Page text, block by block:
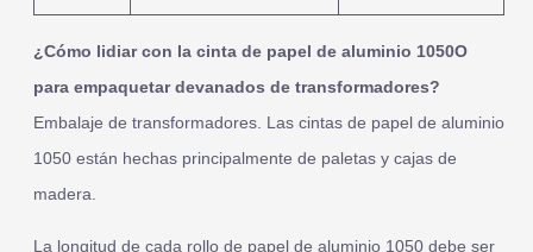
¿Cómo lidiar con la cinta de papel de aluminio 1050O
para empaquetar devanados de transformadores?
Embalaje de transformadores. Las cintas de papel de aluminio
1050 están hechas principalmente de paletas y cajas de
madera.
La longitud de cada rollo de papel de aluminio 1050 debe ser